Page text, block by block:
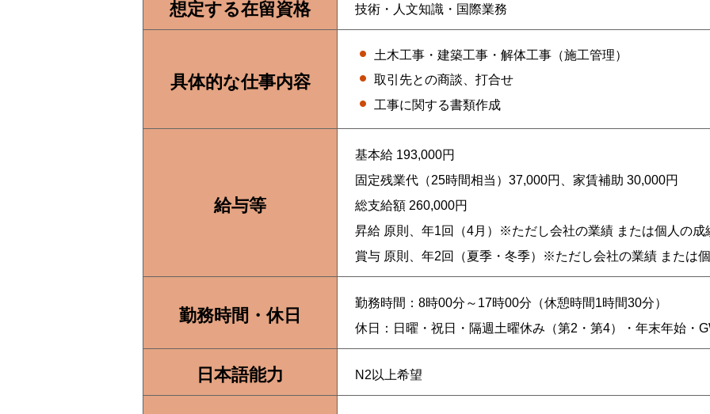
想定する在留資格 技術・人文知識・国際業務
具体的な仕事内容
土木工事・建築工事・解体工事（施工管理）
取引先との商談、打合せ
工事に関する書類作成
給与等
基本給 193,000円
固定残業代（25時間相当）37,000円、家賃補助 30,000円
総支給額 260,000円
昇給 原則、年1回（4月）※ただし会社の業績 または個人の成
賞与 原則、年2回（夏季・冬季）※ただし会社の業績 または
勤務時間・休日
勤務時間：8時00分～17時00分（休憩時間1時間30分）
休日：日曜・祝日・隔週土曜休み（第2・第4）・年末年始・
日本語能力 N2以上希望